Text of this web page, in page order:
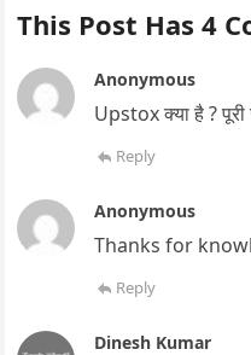
This Post Has 4
Anonymous
Upstox क्या है ? पूरी
Reply
Anonymous
Thanks for
Reply
Dinesh Kumar